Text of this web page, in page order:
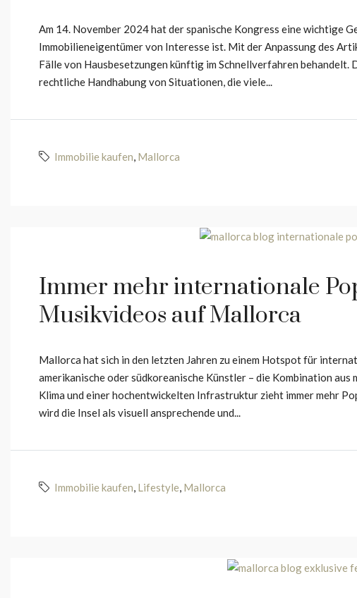
Am 14. November 2024 hat der spanische Kongress eine wichtige
Immobilieneigentümer von Interesse ist. Mit der Anpassung des
Fälle von Hausbesetzungen künftig im Schnellverfahren
rechtliche Handhabung von Situationen, die viele...
Immobilie kaufen, Mallorca
Immer mehr internationale
Musikvideos auf Mallorca
Mallorca hat sich in den letzten Jahren zu einem Hotspot für
amerikanische oder südkoreanische Künstler – die Kombination
Klima und einer hochentwickelten Infrastruktur zieht immer mehr
wird die Insel als visuell ansprechende und...
Immobilie kaufen, Lifestyle, Mallorca